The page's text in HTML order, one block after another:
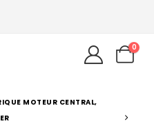
0
MOTEUR CENTRAL,